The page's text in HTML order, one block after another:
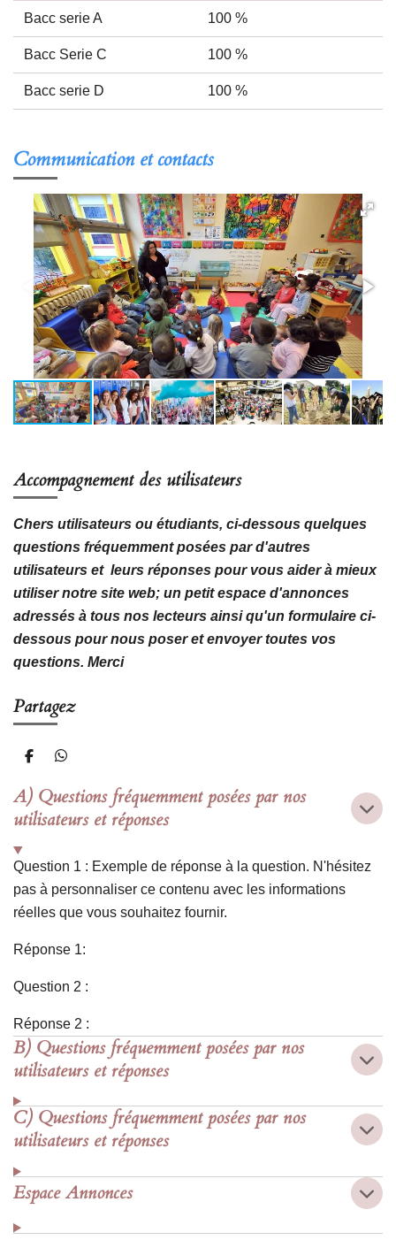
Bacc serie A 100 %
Bacc Serie C 100 %
Bacc serie D 100 %
Communication et contacts
Accompagnement des utilisateurs
Chers utilisateurs ou étudiants, ci-dessous quelques
questions fréquemment posées par d'autres
utilisateurs et leurs réponses pour vous aider à mieux
utiliser notre site web; un petit espace d'annonces
adressés à tous nos lecteurs ainsi qu'un formulaire ci-
dessous pour nous poser et envoyer toutes vos
questions. Merci
Partagez
P
r
t
a
r
P
t
a
r
A) Questions fréquemment posées par nos
utilisateurs et réponses
Question 1 : Exemple de réponse à la question. N'hésitez
pas à personnaliser ce contenu avec les informations
réelles que vous souhaitez fournir.
Réponse 1:
Question 2 :
Réponse 2 :
B) Questions fréquemment posées par nos
utilisateurs et réponses
C) Questions fréquemment posées par nos
utilisateurs et réponses
Espace Annonces